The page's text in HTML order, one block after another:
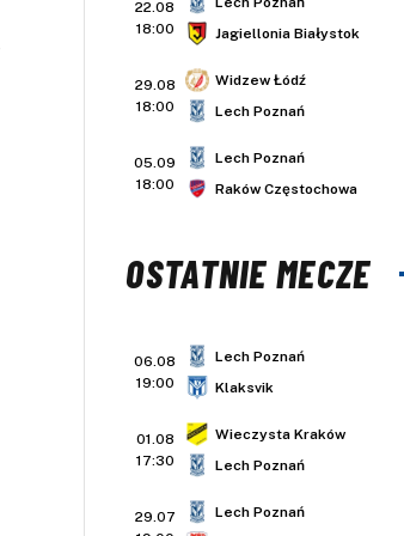
22.08
18:00
Jagiellonia Białystok
29.08
18:00
Widzew Łódź
Lech Poznań
05.09
18:00
Lech Poznań
Raków Częstochowa
OSTATNIE MECZE
06.08
19:00
Lech Poznań
Klaksvik
01.08
17:30
Wieczysta Kraków
Lech Poznań
29.07
Lech Poznań